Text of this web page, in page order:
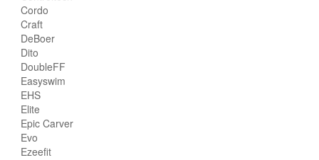
Cordo
Craft
DeBoer
Dito
DoubleFF
Easyswim
EHS
Elite
Epic Carver
Evo
Ezeefit